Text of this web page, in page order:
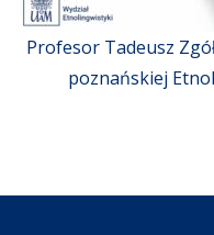
Profesor Tadeusz
poznańskiej